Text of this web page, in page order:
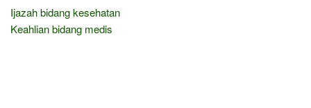
Ijazah bidang kesehatan
Keahlian bidang medis